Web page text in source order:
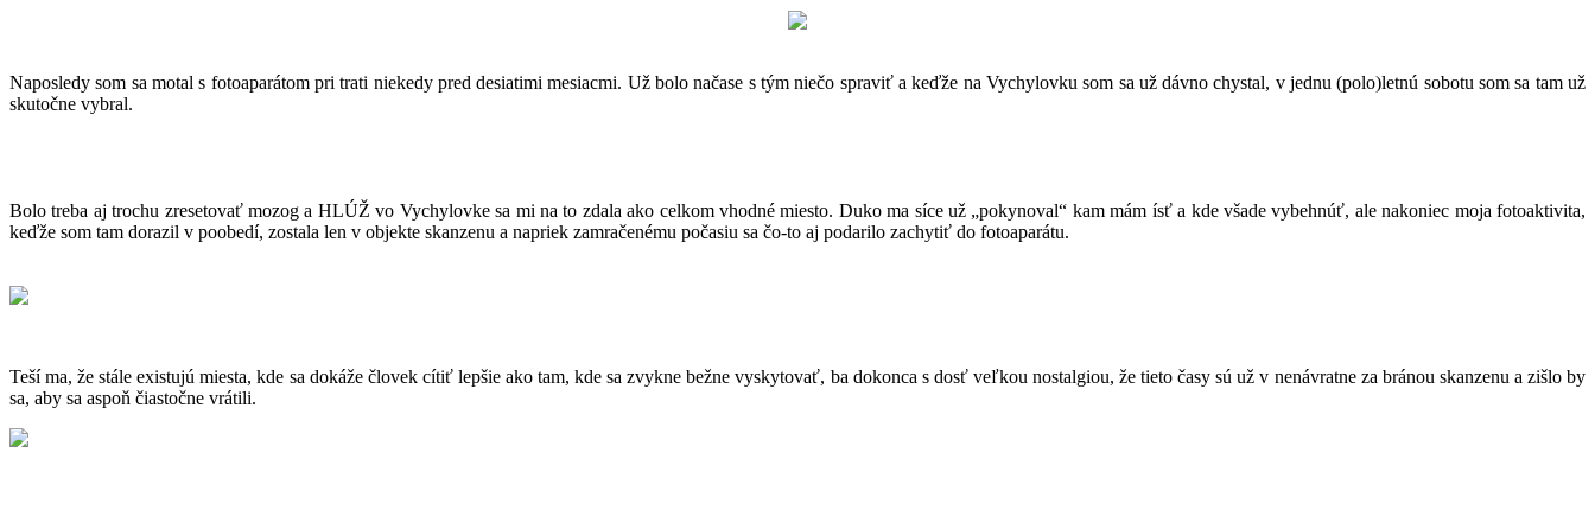
Naposledy som sa motal s fotoaparátom pri trati niekedy pred desiatimi mesiacmi. Už bolo načase s tým niečo spraviť a keďže na Vychylovku som sa už dávno chystal, v jednu (polo)letnú sobotu som sa tam už
skutočne vybral.
Bolo treba aj trochu zresetovať mozog a HLÚŽ vo Vychylovke sa mi na to zdala ako celkom vhodné miesto. Duko ma síce už „pokynoval“ kam mám ísť a kde všade vybehnúť, ale nakoniec moja fotoaktivita,
keďže som tam dorazil v poobedí, zostala len v objekte skanzenu a napriek zamračenému počasiu sa čo-to aj podarilo zachytiť do fotoaparátu.
Teší ma, že stále existujú miesta, kde sa dokáže človek cítiť lepšie ako tam, kde sa zvykne bežne vyskytovať, ba dokonca s dosť veľkou nostalgiou, že tieto časy sú už v nenávratne za bránou skanzenu a zišlo by
sa, aby sa aspoň čiastočne vrátili.